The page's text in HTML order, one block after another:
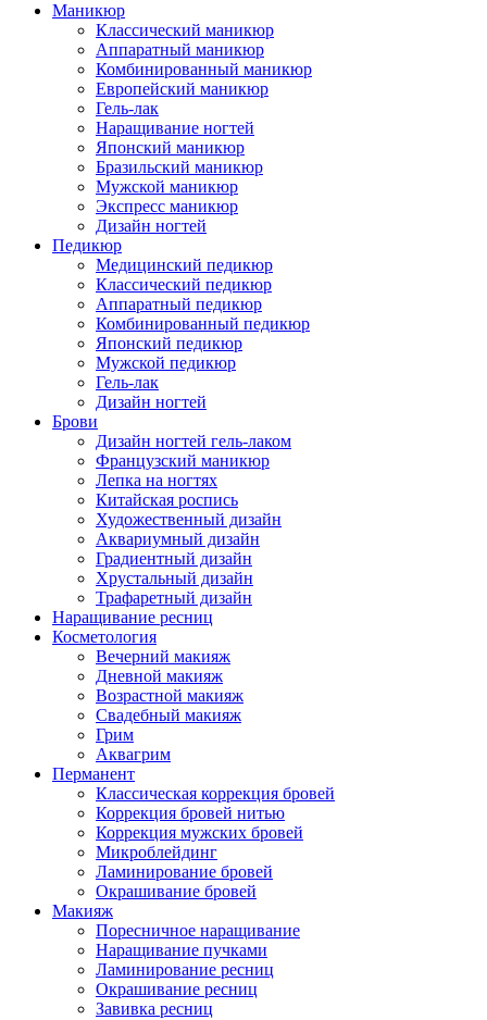
Маникюр
Классический маникюр
Аппаратный маникюр
Комбинированный маникюр
Европейский маникюр
Гель-лак
Наращивание ногтей
Японский маникюр
Бразильский маникюр
Мужской маникюр
Экспресс маникюр
Дизайн ногтей
Педикюр
Медицинский педикюр
Классический педикюр
Аппаратный педикюр
Комбинированный педикюр
Японский педикюр
Мужской педикюр
Гель-лак
Дизайн ногтей
Брови
Дизайн ногтей гель-лаком
Французский маникюр
Лепка на ногтях
Китайская роспись
Художественный дизайн
Аквариумный дизайн
Градиентный дизайн
Хрустальный дизайн
Трафаретный дизайн
Наращивание ресниц
Косметология
Вечерний макияж
Дневной макияж
Возрастной макияж
Свадебный макияж
Грим
Аквагрим
Перманент
Классическая коррекция бровей
Коррекция бровей нитью
Коррекция мужских бровей
Микроблейдинг
Ламинирование бровей
Окрашивание бровей
Макияж
Поресничное наращивание
Наращивание пучками
Ламинирование ресниц
Окрашивание ресниц
Завивка ресниц